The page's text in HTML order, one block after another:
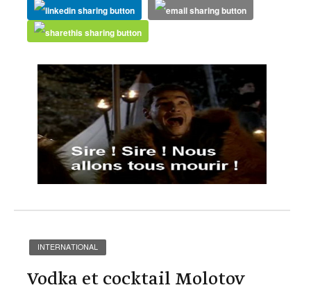
INTERNATIONAL
Vodka et cocktail Molotov